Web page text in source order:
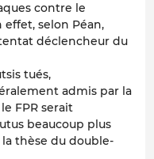
contre le
selon Péan,
déclencheur du
tués,
admis par la
FPR serait
beaucoup plus
thèse du double-